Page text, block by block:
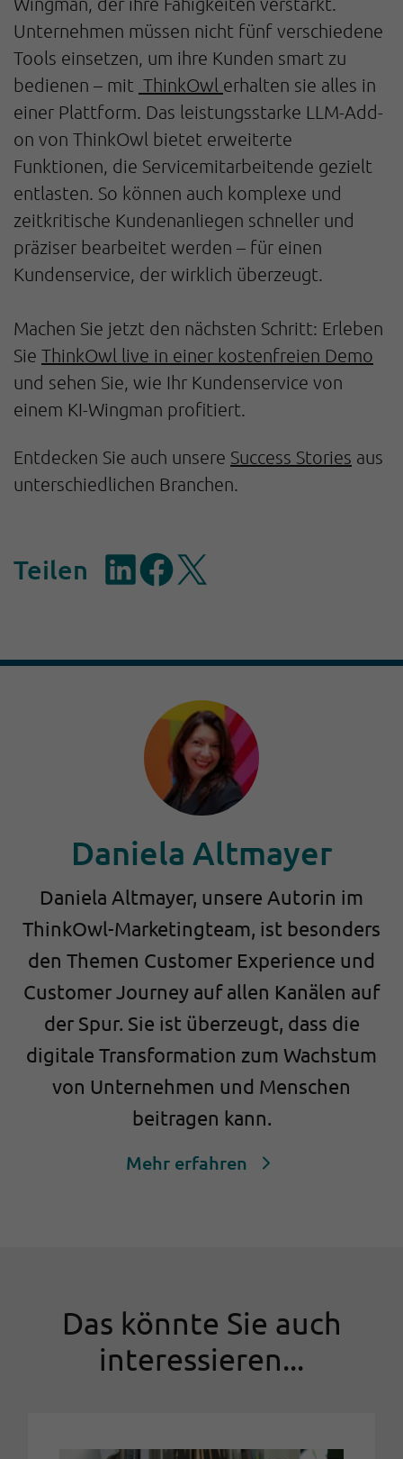
Unternehmen müssen nicht fünf verschiedene
Tools einsetzen, um ihre Kunden smart zu
bedienen – mit ThinkOwl erhalten sie alles in
einer Plattform. Das leistungsstarke LLM-Add-
on von ThinkOwl bietet erweiterte
Funktionen, die Servicemitarbeitende gezielt
entlasten. So können auch komplexe und
zeitkritische Kundenanliegen schneller und
präziser bearbeitet werden – für einen
Kundenservice, der wirklich überzeugt.
Machen Sie jetzt den nächsten Schritt: Erleben
Sie ThinkOwl live in einer kostenfreien Demo
und sehen Sie, wie Ihr Kundenservice von
einem KI-Wingman profitiert.
Entdecken Sie auch unsere Success Stories aus
unterschiedlichen Branchen.
Teilen
Daniela Altmayer
Daniela Altmayer, unsere Autorin im
ThinkOwl-Marketingteam, ist besonders
den Themen Customer Experience und
Customer Journey auf allen Kanälen auf
der Spur. Sie ist überzeugt, dass die
digitale Transformation zum Wachstum
von Unternehmen und Menschen
beitragen kann.
Mehr erfahren
Das könnte Sie auch
interessieren...